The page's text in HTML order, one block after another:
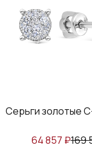
Серьги золотые
64 857 ₽169